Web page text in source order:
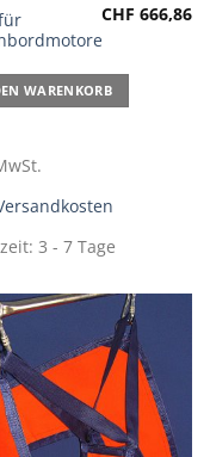
CHF 666,86
WARENKORB
3 - 7 Tage